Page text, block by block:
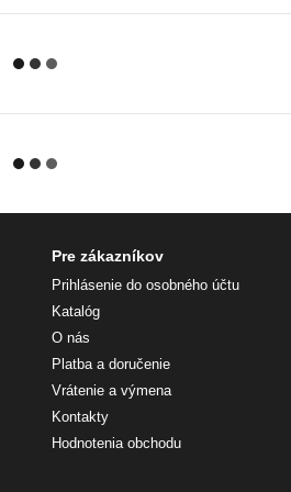
Pre zákazníkov
Prihlásenie do osobného účtu
Katalóg
O nás
Platba a doručenie
Vrátenie a výmena
Kontakty
Hodnotenia obchodu